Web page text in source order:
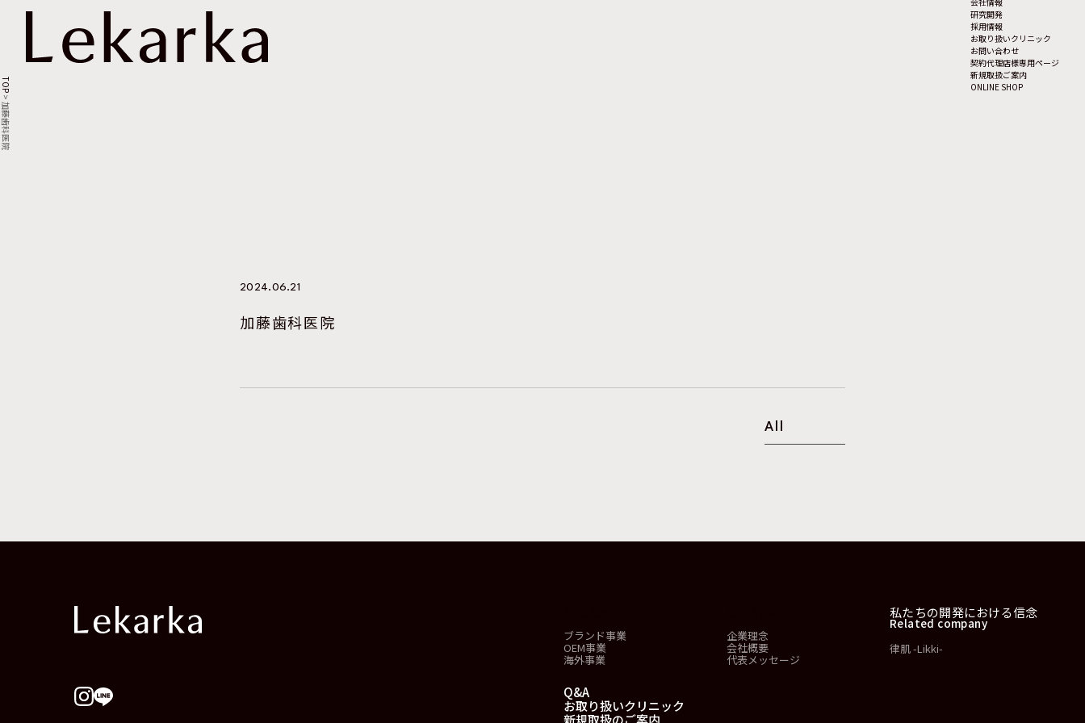
研究開発
採用情報
お取り扱いクリニック
お問い合わせ
契約代理店様専用ページ
新規取扱ご案内
ONLINE SHOP
TOP
>
加藤歯科医院
2024.06.21
加藤歯科医院
All
ブランド事業
OEM事業
海外事業
企業理念
会社概要
代表メッセージ
私たちの開発における信念
Related company
律肌 -Likki-
Q&A
お取り扱いクリニック
新規取扱のご案内